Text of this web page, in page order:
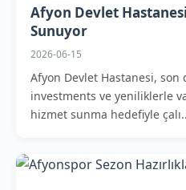
Afyon Devlet
Sunuyor
2026-06-15
Afyon Devlet Hastanesi,
investments ve yeniliklerle
hizmet sunma hedefiyle